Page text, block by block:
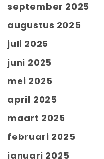
september 2025
augustus 2025
juli 2025
juni 2025
mei 2025
april 2025
maart 2025
februari 2025
januari 2025